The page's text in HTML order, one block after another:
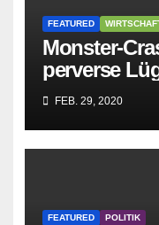
FEATURED
Monster-
perverse
Sozialisten
FEB. 29, 2020
FEATURED POLITIK